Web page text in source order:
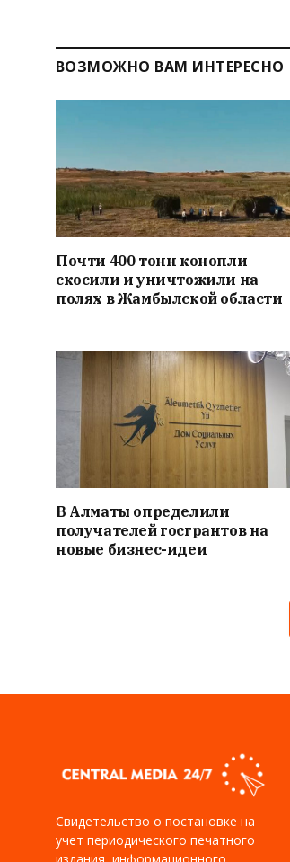
ВОЗМОЖНО ВАМ ИНТЕРЕСНО
Почти 400 тонн конопли
скосили и уничтожили на
полях в Жамбылской области
В Алматы определили
получателей госгрантов на
новые бизнес-идеи
Свидетельство о постановке на
учет периодического печатного